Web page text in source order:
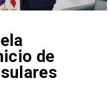
dichos
sobre